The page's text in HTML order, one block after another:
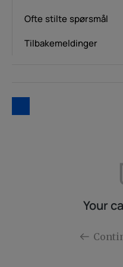
Ofte stilte spørsmål
Tilbakemeldinger
Your